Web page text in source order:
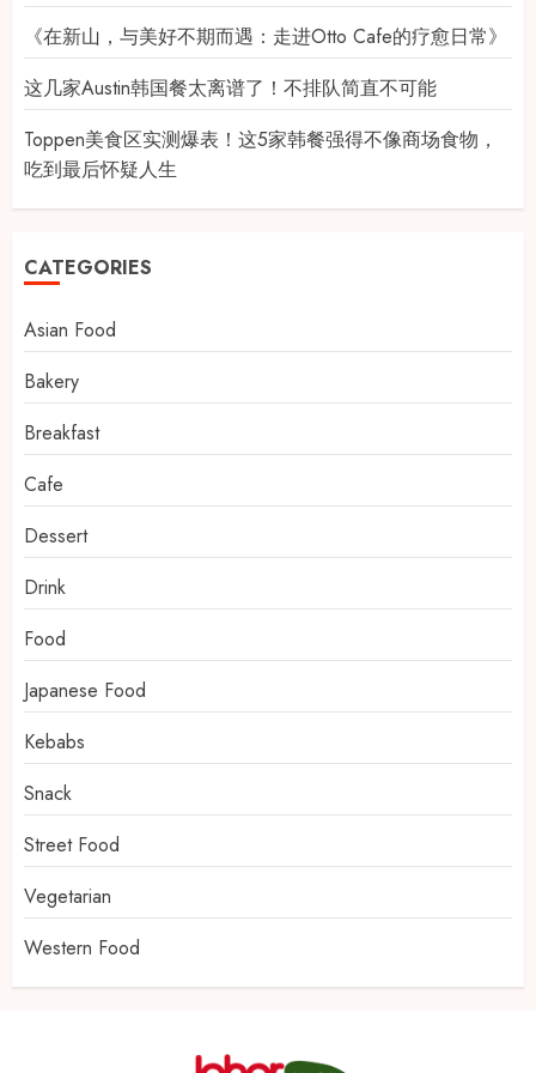
《在新山，与美好不期而遇：走进Otto Cafe的疗愈日常》
这几家Austin韩国餐太离谱了！不排队简直不可能
Toppen美食区实测爆表！这5家韩餐强得不像商场食物，
吃到最后怀疑人生
CATEGORIES
Asian Food
Bakery
Breakfast
Cafe
Dessert
Drink
Food
Japanese Food
Kebabs
Snack
Street Food
Vegetarian
Western Food